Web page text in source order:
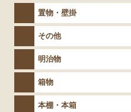
置物・壁掛
その他
明治物
箱物
本棚・本箱